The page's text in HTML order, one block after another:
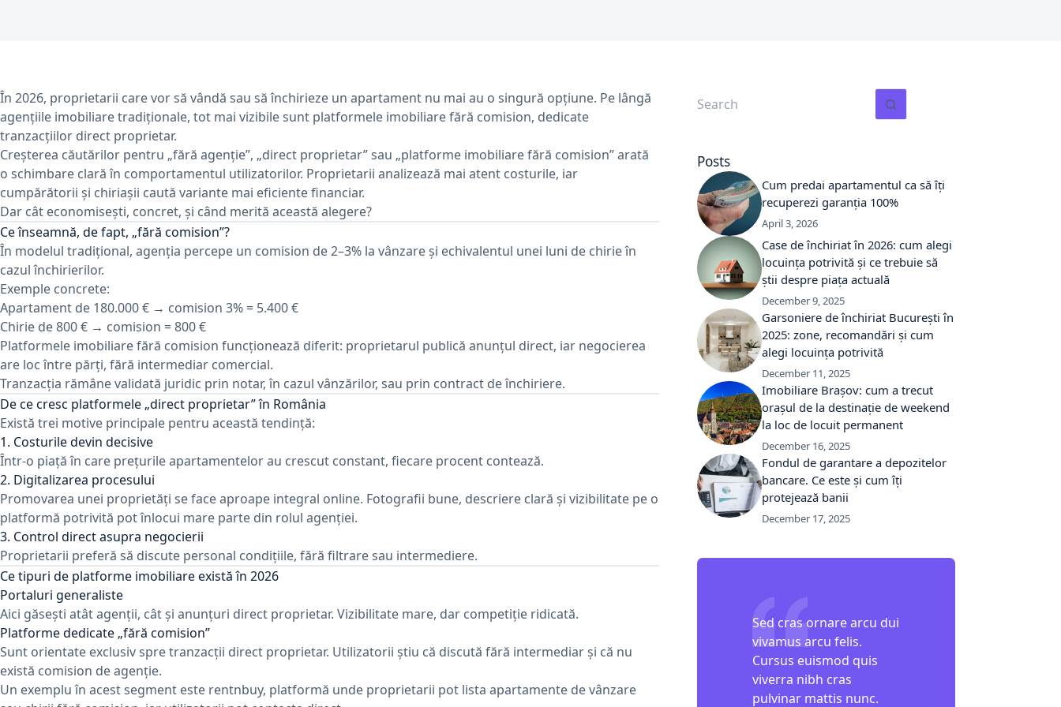
În 2026, proprietarii care vor să vândă sau să închirieze un apartament nu mai au o singură opțiune. Pe lângă
agențiile imobiliare tradiționale, tot mai vizibile sunt platformele imobiliare fără comision, dedicate
tranzacțiilor direct proprietar.
Creșterea căutărilor pentru „fără agenție”, „direct proprietar” sau „platforme imobiliare fără comision” arată
o schimbare clară în comportamentul utilizatorilor. Proprietarii analizează mai atent costurile, iar
cumpărătorii și chiriașii caută variante mai eficiente financiar.
Dar cât economisești, concret, și când merită această alegere?
Ce înseamnă, de fapt, „fără comision”?
În modelul tradițional, agenția percepe un comision de 2–3% la vânzare și echivalentul unei luni de chirie în
cazul închirierilor.
Exemple concrete:
Apartament de 180.000 € → comision 3% = 5.400 €
Chirie de 800 € → comision = 800 €
Platformele imobiliare fără comision funcționează diferit: proprietarul publică anunțul direct, iar negocierea
are loc între părți, fără intermediar comercial.
Tranzacția rămâne validată juridic prin notar, în cazul vânzărilor, sau prin contract de închiriere.
De ce cresc platformele „direct proprietar” în România
Există trei motive principale pentru această tendință:
1. Costurile devin decisive
Într-o piață în care prețurile apartamentelor au crescut constant, fiecare procent contează.
2. Digitalizarea procesului
Promovarea unei proprietăți se face aproape integral online. Fotografii bune, descriere clară și vizibilitate pe o
platformă potrivită pot înlocui mare parte din rolul agenției.
3. Control direct asupra negocierii
Proprietarii preferă să discute personal condițiile, fără filtrare sau intermediere.
Ce tipuri de platforme imobiliare există în 2026
Portaluri generaliste
Aici găsești atât agenții, cât și anunțuri direct proprietar. Vizibilitate mare, dar competiție ridicată.
Platforme dedicate „fără comision”
Sunt orientate exclusiv spre tranzacții direct proprietar. Utilizatorii știu că discută fără intermediar și că nu
există comision de agenție.
Un exemplu în acest segment este rentnbuy, platformă unde proprietarii pot lista apartamente de vânzare
No
Posts
Cum predai apartamentul ca să îți
recuperezi garanția 100%
April 3, 2026
Case de închiriat în 2026: cum alegi
locuința potrivită și ce trebuie să
știi despre piața actuală
December 9, 2025
Garsoniere de închiriat București în
2025: zone, recomandări și cum
alegi locuința potrivită
December 11, 2025
Imobiliare Brașov: cum a trecut
orașul de la destinație de weekend
la loc de locuit permanent
December 16, 2025
Fondul de garantare a depozitelor
bancare. Ce este și cum îți
protejează banii
December 17, 2025
Sed cras ornare arcu dui
vivamus arcu felis.
Cursus euismod quis
viverra nibh cras
pulvinar mattis nunc.